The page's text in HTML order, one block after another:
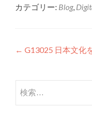
カテゴリー: Blog,
投稿ナビ
← G13025 日本文化
検索: